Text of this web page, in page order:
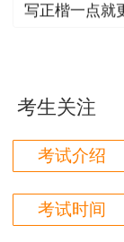
写正楷一点就
用户85****06
真的是把学习
用户
太喜欢王英老
考生关注
考试介绍
考试时间